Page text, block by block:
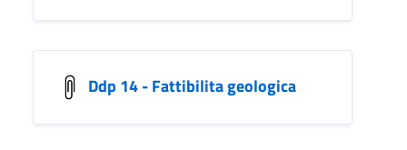
Ddp 14 - Fattibilita geologica